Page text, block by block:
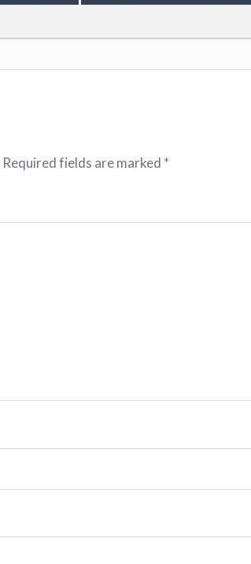
Required fields are marked *